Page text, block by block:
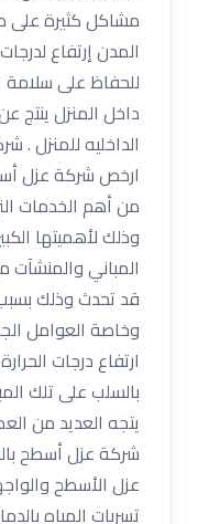
مشاكل كثيرة على
المدن إرتفاع
للحفاظ على سلامة
داخل المنزل ينتج
الداخليه للمنزل .
ارخص شركة عزل
من أهم الخدمات
وذلك لأهميتها
المباني والمنشآت
قد تحدث وذلك
وخاصة العوامل
ارتفاع درجات
بالسلب على تلك
يتجه العديد من
شركة عزل أسطح
عزل الأسطح
تسربات المياه